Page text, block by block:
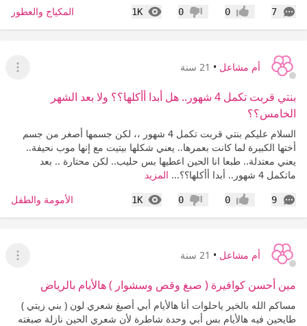
7
التعليقات إعجاب0 عدم إعجاب
0
1K
المشاهدات المكياج والعطور
أم مشاعل • 21 سنة
عرض
بنتي قربت تكمل 4 شهور.. هل أبدا أأكلها؟؟ ولا بعد الشهر
الخامس؟؟
السلام عليكم بنتي قربت تكمل 4 شهور ،، لكن جسمها أصغر من جسم
أختها الكبيرة لما كانت بعمرها.. يعني شكلها بيتيت مع إنها موب نحيفة..
يعني معتدلة.. طبعا انا الحين اعطيها بس حليب.. لكن محتارة .. بعد
ماتكمل 4 شهور.. أبدا أأكلها؟؟...
المزيد
9
التعليقات إعجاب0 عدم إعجاب
0
1K
المشاهدات الأمومة والطفل
أم مشاعل • 21 سنة
عرض
مين أحسن كوافيرة ( صبغ وقص وسشوار ) هالأيام بالرياض
مساكم الله بالخير ياحلوات أنا هالأيام أبي أصبغ شعري لون ( بني زيتي )
طايحين فيه هالأيام بس أبي وحدة شاطرة لأن شعري الحين نازلة صبغته